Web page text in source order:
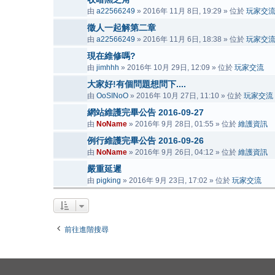
由 a22566249 » 2016年 11月 8日, 19:29 » 位於 玩家交流
徵人一起解第二章
由 a22566249 » 2016年 11月 6日, 18:38 » 位於 玩家交流
現在維修嗎?
由 jimhhh » 2016年 10月 29日, 12:09 » 位於 玩家交流
大家好!有個問題想問下....
由 OoSINoO » 2016年 10月 27日, 11:10 » 位於 玩家交流
網站維護完畢公告 2016-09-27
由 NoName » 2016年 9月 28日, 01:55 » 位於 維護資訊
例行維護完畢公告 2016-09-26
由 NoName » 2016年 9月 26日, 04:12 » 位於 維護資訊
嚴重延遲
由 pigking » 2016年 9月 23日, 17:02 » 位於 玩家交流
前往進階搜尋